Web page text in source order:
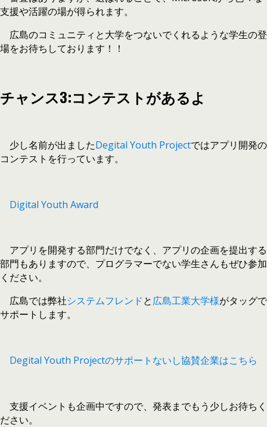
支援や活躍の場が得られます。
広島のコミュニティと大学をつないでくれるような学生の登
場をお待ちしております！！
チャンス3:コンテストがあるよ
少し名前が出ましたDegital Youth Projectではアプリ開発の
コンテストを行っています。
Digital Youth Award
アプリを開発する部門だけでなく、アプリの企画を提出する
部門もありますので、プログラマーでない学生さんもぜひ参加
ください。
広島では弊社システムフレンドと広島工業大学様がタッグで
サポートします。
Degital Youth Projectのサポートないし協賛企業はこちら
支援イベントも企画中ですので、発表までもう少しお待ちく
ださい。